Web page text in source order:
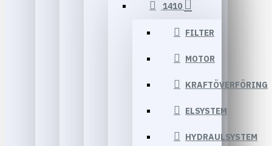
1410
FILTER
MOTOR
KRAFTÖVERFÖRING
ELSYSTEM
HYDRAULSYSTEM